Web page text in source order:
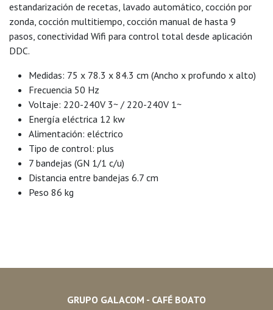
estandarización de recetas, lavado automático, cocción por
zonda, cocción multitiempo, cocción manual de hasta 9
pasos, conectividad Wifi para control total desde aplicación
DDC.
Medidas: 75 x 78.3 x 84.3 cm (Ancho x profundo x alto)
Frecuencia 50 Hz
Voltaje: 220-240V 3~ / 220-240V 1~
Energía eléctrica 12 kw
Alimentación: eléctrico
Tipo de control: plus
7 bandejas (GN 1/1 c/u)
Distancia entre bandejas 6.7 cm
Peso 86 kg
GRUPO GALACOM - CAFÉ BOATO